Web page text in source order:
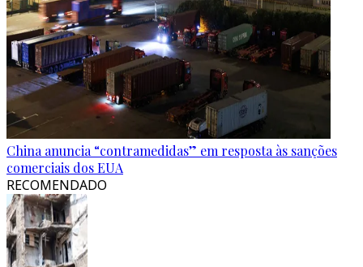
China anuncia “contramedidas” em resposta às sanções
comerciais dos EUA
RECOMENDADO